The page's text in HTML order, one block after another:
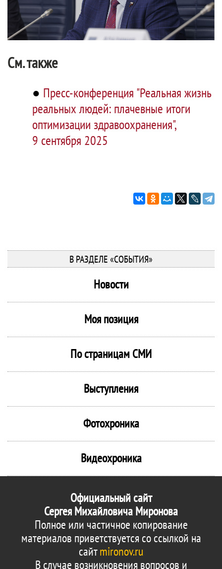
См. также
● Пресс-конференция "Реальная жизнь
реальных людей: плачевные итоги
оптимизации здравоохранения",
9 сентября 2025
В РАЗДЕЛЕ «СОБЫТИЯ»
Новости
Моя позиция
По страницам СМИ
Выступления
Фотохроника
Видеохроника
Официальный сайт
Сергея Михайловича Миронова
Полное или частичное копирование
материалов приветствуется со ссылкой на
сайтmironov.ru
В случае возникновения вопросов и